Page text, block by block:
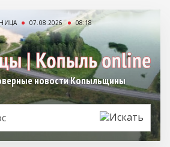
07.08.2026 08:18
новости Копыльщины